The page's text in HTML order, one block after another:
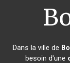
Dans la ville de
besoin d'une